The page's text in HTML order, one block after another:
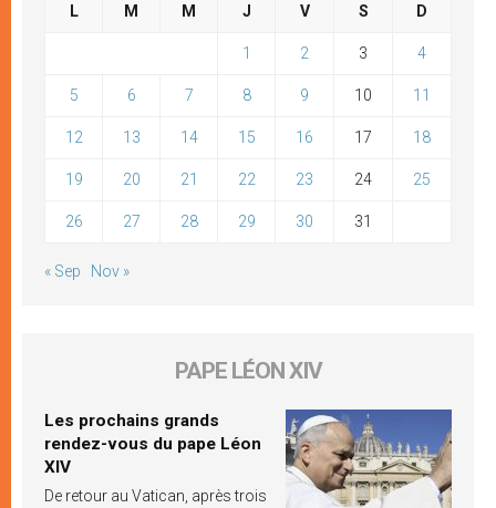
L M M J V S D
1 2 3 4
5 6 7 8 9 10 11
12 13 14 15 16 17 18
19 20 21 22 23 24 25
26 27 28 29 30 31
« Sep Nov »
PAPE LÉON XIV
Les prochains grands
rendez-vous du pape Léon
XIV
De retour au Vatican, après trois